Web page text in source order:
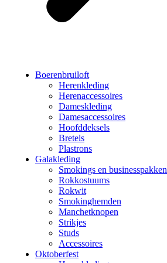
Boerenbruiloft
Herenkleding
Herenaccessoires
Dameskleding
Damesaccessoires
Hoofddeksels
Bretels
Plastrons
Galakleding
Smokings en businesspakken
Rokkostuums
Rokwit
Smokinghemden
Manchetknopen
Strikjes
Studs
Accessoires
Oktoberfest